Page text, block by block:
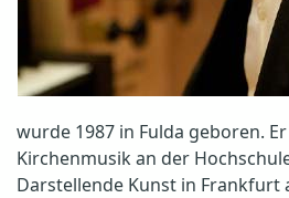
wurde 1987 in Fulda geboren.
Kirchenmusik an der
Darstellende Kunst in Frankfurt